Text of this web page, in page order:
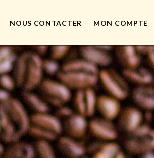
NOUS CONTACTER MON COMPTE